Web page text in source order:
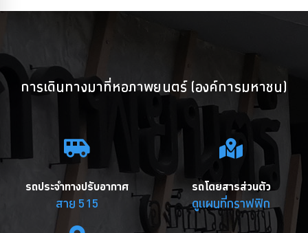
การเดินทางมาที่หอภาพยนตร์ (องค์การมหาชน)
รถประจำทางปรับอากาศ
สาย 515
รถโดยสารส่วนตัว
ดูแผนที่กราฟฟิก